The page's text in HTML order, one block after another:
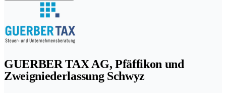
GUERBER TAX AG, Pfäffikon und
Zweigniederlassung Schwyz